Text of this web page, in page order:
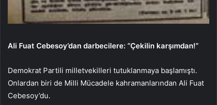
Ali Fuat Cebesoy’dan darbecilere: “Çekilin karşımdan!”
Demokrat Partili milletvekilleri tutuklanmaya başlamıştı.
Onlardan biri de Milli Mücadele kahramanlarından Ali Fuat
Cebesoy’du.